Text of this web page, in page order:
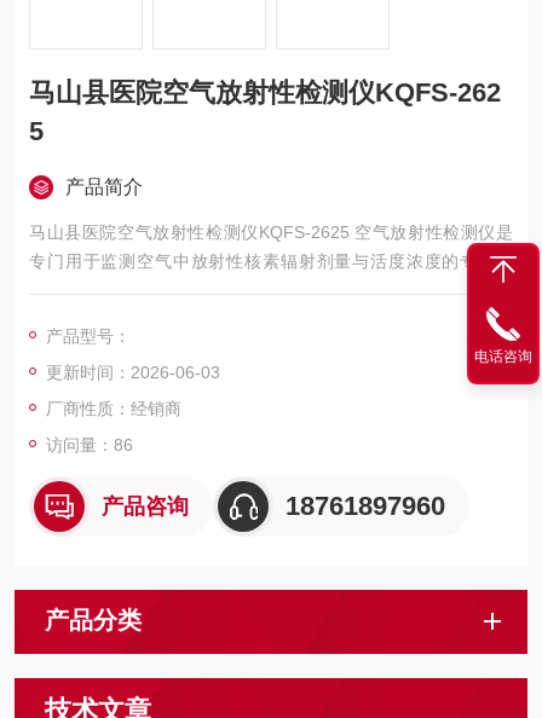
马山县医院空气放射性检测仪KQFS-262
5
产品简介
马山县医院空气放射性检测仪KQFS-2625 空气放射性检测仪是
专门用于监测空气中放射性核素辐射剂量与活度浓度的专业仪
器，能够实时或离线检测空气环境中存在的α、β、γ放射性污
染，为环境辐射安全评估、职业健康防护、核应急响应等场景提
供精准的监测数据。
产品型号：
更新时间：2026-06-03
厂商性质：经销商
访问量：86
产品咨询 18761897960
产品分类
技术文章
电话咨询